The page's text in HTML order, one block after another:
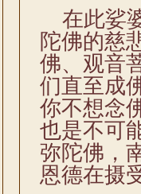
在此娑
陀佛的慈
佛、观音
们直至成
你不想念
也是不可
弥陀佛，
恩德在摄